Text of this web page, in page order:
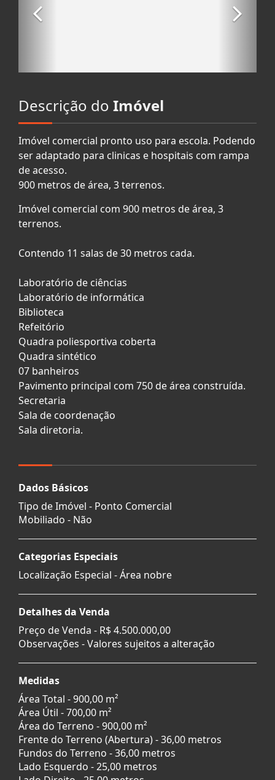
Descrição do Imóvel
Imóvel comercial pronto uso para escola. Podendo
ser adaptado para clinicas e hospitais com rampa
de acesso.
900 metros de área, 3 terrenos.
Imóvel comercial com 900 metros de área, 3
terrenos.
Contendo 11 salas de 30 metros cada.
Laboratório de ciências
Laboratório de informática
Biblioteca
Refeitório
Quadra poliesportiva coberta
Quadra sintético
07 banheiros
Pavimento principal com 750 de área construída.
Secretaria
Sala de coordenação
Sala diretoria.
Dados Básicos
Tipo de Imóvel - Ponto Comercial
Mobiliado - Não
Categorias Especiais
Localização Especial - Área nobre
Detalhes da Venda
Preço de Venda - R$ 4.500.000,00
Observações - Valores sujeitos a alteração
Medidas
Área Total - 900,00 m²
Área Útil - 700,00 m²
Área do Terreno - 900,00 m²
Frente do Terreno (Abertura) - 36,00 metros
Fundos do Terreno - 36,00 metros
Lado Esquerdo - 25,00 metros